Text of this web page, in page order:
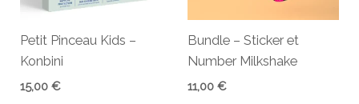
Petit Pinceau Kids –
Konbini
15,00€
Bundle – Sticker et
Number Milkshake
11,00 €